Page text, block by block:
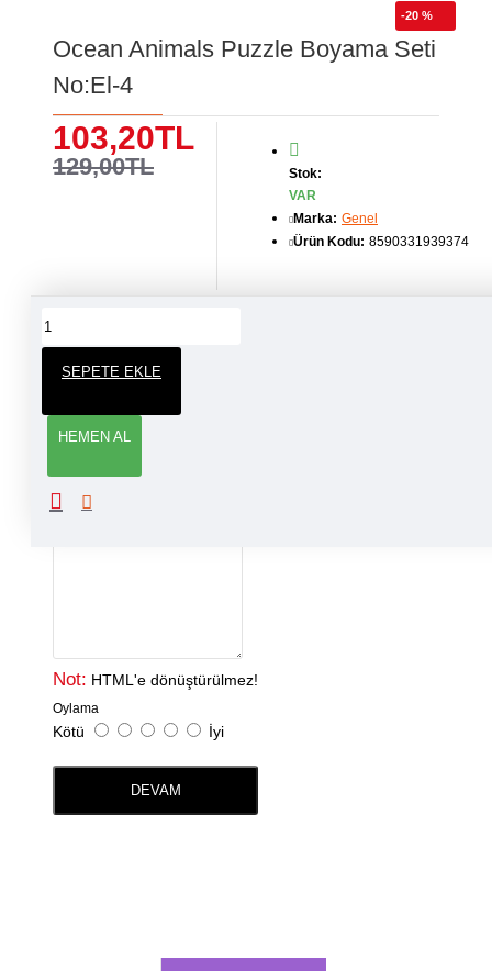
-20 %
Ocean Animals Puzzle Boyama Seti
No:El-4
103,20TL
129,00TL
Stok:
VAR
Marka: Genel
Ürün Kodu: 8590331939374
SEPETE EKLE
HEMEN AL
ÜRÜN YORUMLARI
Not: HTML'e dönüştürülmez!
Oylama
Kötü İyi
DEVAM